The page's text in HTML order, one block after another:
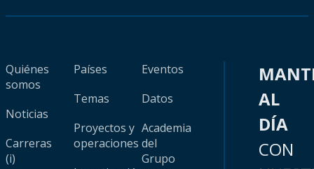
Quiénes
somos
Noticias
Carreras
(i)
Países
Temas
Proyectos y
operaciones
Eventos
Datos
Academia
del
Grupo
AL
DÍA
CON